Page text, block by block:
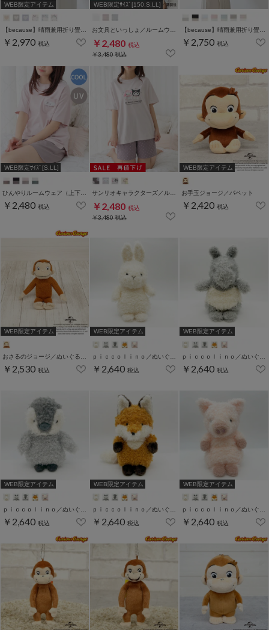
WEB限定アイテム
￥2,970 税込
WEB限定ｻｲｽﾞ[150,S,LL]
￥2,480 税込
￥3,480税込
￥2,750 税込
WEB限定ｻｲｽﾞ[S,LL]
ひんやりルームウェア（上下セット）
￥2,480 税込
サンリオキャラクターズ／ルームウェア（上下セット）
￥2,480 税込
￥3,480税込
WEB限定アイテム
お手玉ジョージ／パペット
￥2,420 税込
WEB限定アイテム
￥2,530 税込
WEB限定アイテム
￥2,640 税込
WEB限定アイテム
￥2,640 税込
WEB限定アイテム
￥2,640 税込
WEB限定アイテム
￥2,640 税込
WEB限定アイテム
￥2,640 税込